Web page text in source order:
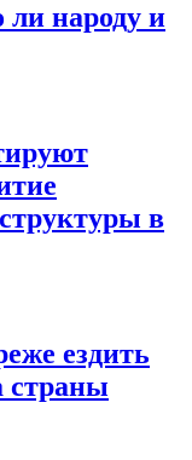
народу и
в
ездить
страны